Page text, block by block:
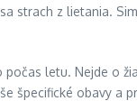
strach z lietania.
letu. Nejde o
špecifické obavy a